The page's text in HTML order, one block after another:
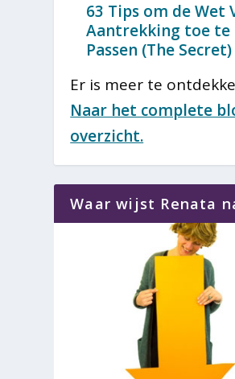
63 Tips om de Wet
Aantrekking toe te
Passen (The Secret)
Er is meer te
Naar het complete
overzicht.
Waar wijst Renata